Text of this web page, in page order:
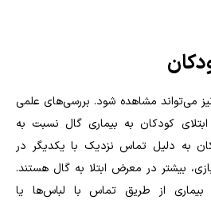
می‌تواند مشاهده شود.‌ بررسی‌های علمی
کودکان به بیماری گال نسبت به
به دلیل تماس نزدیک با یکدیگر در
بیشتر در معرض ابتلا به گال هستند.
از طریق تماس با لباس‌ها یا